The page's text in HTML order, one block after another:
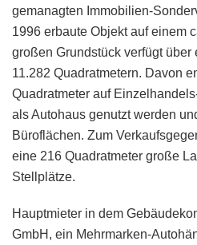
gemanagten Immobilien-
1996 erbaute Objekt auf einem
großen Grundstück verfügt über
11.282 Quadratmetern. Davon
Quadratmeter auf
als Autohaus genutzt werden
Büroflächen. Zum
eine 216 Quadratmeter große
Stellplätze.
Hauptmieter in dem
GmbH, ein Mehrmarken-